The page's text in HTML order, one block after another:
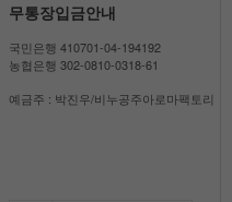
무통장입금안내
국민은행 410701-04-194192
농협은행 302-0810-0318-61
예금주 : 박진우/비누공주아로마팩토리